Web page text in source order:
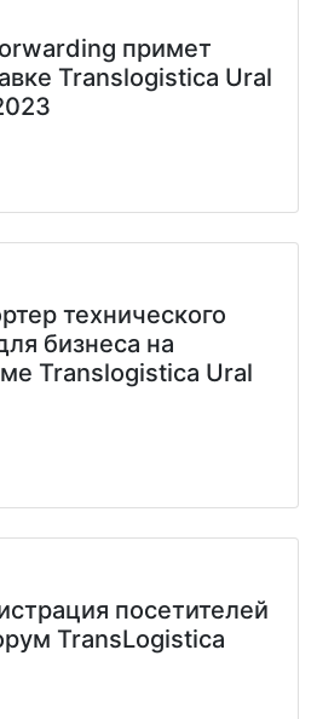
примет
Translogistica Ural
технического
бизнеса на
Translogistica Ural
посетителей
TransLogistica